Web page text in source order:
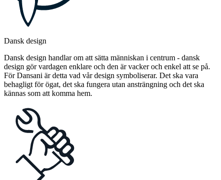
Dansk design
Dansk design handlar om att sätta människan i centrum - dansk
design gör vardagen enklare och den är vacker och enkel att se på.
För Dansani är detta vad vår design symboliserar. Det ska vara
behagligt för ögat, det ska fungera utan ansträngning och det ska
kännas som att komma hem.